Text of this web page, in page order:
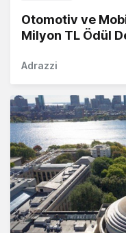
Otomotiv ve
Milyon TL Ödül
Adrazzi